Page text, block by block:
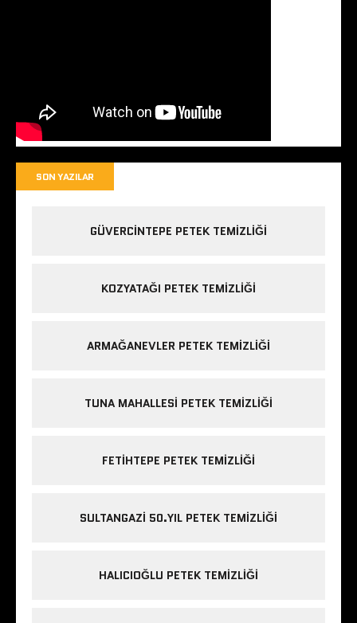
SON YAZILAR
GÜVERCINTEPE PETEK TEMIZLIĞI
KOZYATAĞI PETEK TEMIZLIĞI
ARMAĞANEVLER PETEK TEMIZLIĞI
TUNA MAHALLESI PETEK TEMIZLIĞI
FETIHTEPE PETEK TEMIZLIĞI
SULTANGAZI 50.YIL PETEK TEMIZLIĞI
HALICIOĞLU PETEK TEMIZLIĞI